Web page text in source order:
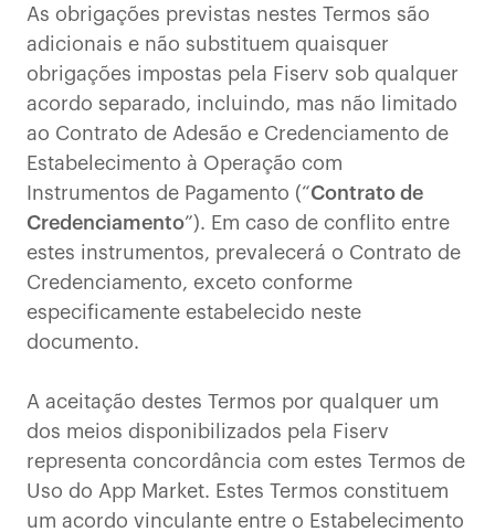
As obrigações previstas nestes Termos são
adicionais e não substituem quaisquer
obrigações impostas pela Fiserv sob qualquer
acordo separado, incluindo, mas não limitado
ao Contrato de Adesão e Credenciamento de
Estabelecimento à Operação com
Instrumentos de Pagamento (“Contrato de
Credenciamento”). Em caso de conflito entre
estes instrumentos, prevalecerá o Contrato de
Credenciamento, exceto conforme
especificamente estabelecido neste
documento.
A aceitação destes Termos por qualquer um
dos meios disponibilizados pela Fiserv
representa concordância com estes Termos de
Uso do App Market. Estes Termos constituem
um acordo vinculante entre o Estabelecimento